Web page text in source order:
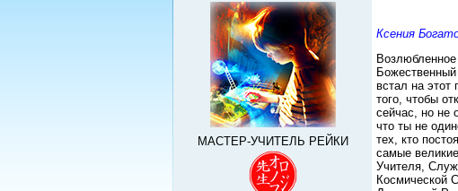
МАСТЕР-УЧИТЕЛЬ РЕЙКИ
Ксения
встал на этот
того, чтобы
сейчас, но не
что ты не
тех, кто
самые
Учителя,
Космической